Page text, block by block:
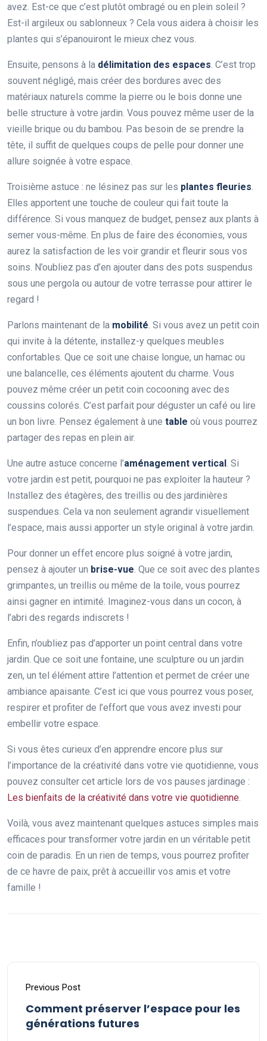
avez. Est-ce que c’est plutôt ombragé ou en plein soleil ?
Est-il argileux ou sablonneux ? Cela vous aidera à choisir les
plantes qui s’épanouiront le mieux chez vous.
Ensuite, pensons à la délimitation des espaces . C’est trop
souvent négligé, mais créer des bordures avec des
matériaux naturels comme la pierre ou le bois donne une
belle structure à votre jardin. Vous pouvez même user de la
vieille brique ou du bambou. Pas besoin de se prendre la
tête, il suffit de quelques coups de pelle pour donner une
allure soignée à votre espace.
Troisième astuce : ne lésinez pas sur les plantes fleuries
Elles apportent une touche de couleur qui fait toute la
différence. Si vous manquez de budget, pensez aux plants à
semer vous-même. En plus de faire des économies, vous
aurez la satisfaction de les voir grandir et fleurir sous vos
soins. N’oubliez pas d’en ajouter dans des pots suspendus
sous une pergola ou autour de votre terrasse pour attirer le
regard !
Parlons maintenant de la mobilité . Si vous avez un petit coin
qui invite à la détente, installez-y quelques meubles
confortables. Que ce soit une chaise longue, un hamac ou
une balancelle, ces éléments ajoutent du charme. Vous
pouvez même créer un petit coin cocooning avec des
coussins colorés. C’est parfait pour déguster un café ou lire
un bon livre. Pensez également à une table où vous pourrez
partager des repas en plein air.
Une autre astuce concerne l’aménagement vertical . Si
votre jardin est petit, pourquoi ne pas exploiter la hauteur ?
Installez des étagères, des treillis ou des jardinières
suspendues. Cela va non seulement agrandir visuellement
l’espace, mais aussi apporter un style original à votre jardin.
Pour donner un effet encore plus soigné à votre jardin,
pensez à ajouter un brise-vue . Que ce soit avec des plantes
grimpantes, un treillis ou même de la toile, vous pourrez
ainsi gagner en intimité. Imaginez-vous dans un cocon, à
l’abri des regards indiscrets !
Enfin, n’oubliez pas d’apporter un point central dans votre
jardin. Que ce soit une fontaine, une sculpture ou un jardin
zen, un tel élément attire l’attention et permet de créer une
ambiance apaisante. C’est ici que vous pourrez vous poser,
respirer et profiter de l’effort que vous avez investi pour
embellir votre espace.
Si vous êtes curieux d’en apprendre encore plus sur
l’importance de la créativité dans votre vie quotidienne, vous
pouvez consulter cet article lors de vos pauses jardinage :
Les bienfaits de la créativité dans votre vie quotidienne
Voilà, vous avez maintenant quelques astuces simples mais
efficaces pour transformer votre jardin en un véritable petit
coin de paradis. En un rien de temps, vous pourrez profiter
de ce havre de paix, prêt à accueillir vos amis et votre
famille !
Previous Post
Comment préserver l’espace pour les
générations futures